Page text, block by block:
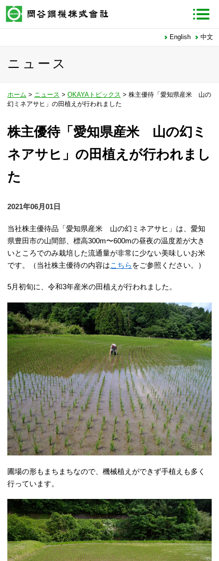
English 中文
ニュース
ホーム > ニュース > OKAYAトピックス > 株主優待「愛知県産米 山の
幻ミネアサヒ」の田植えが行われました
株主優待「愛知県産米 山の幻ミ
ネアサヒ」の田植えが行われまし
た
2021年06月01日
当社株主優待品「愛知県産米 山の幻ミネアサヒ」は、愛知
県豊田市の山間部、標高300m〜600mの昼夜の温度差が大き
いところでのみ栽培した流通量が非常に少ない美味しいお米
です。（当社株主優待の内容はこちら をご参照ください。）
5月初旬に、令和3年産米の田植えが行われました。
圃場の形もまちまちなので、機械植えができず手植えも多く
行っています。